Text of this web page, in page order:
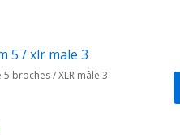
5 / xlr male 3
broches / XLR mâle 3